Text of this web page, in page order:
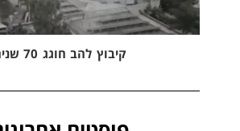
קיבוץ להב חוגג 70 שנים